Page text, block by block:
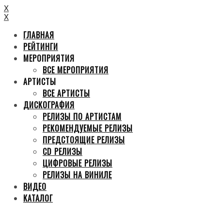
X
X
ГЛАВНАЯ
РЕЙТИНГИ
МЕРОПРИЯТИЯ
ВСЕ МЕРОПРИЯТИЯ
АРТИСТЫ
ВСЕ АРТИСТЫ
ДИСКОГРАФИЯ
РЕЛИЗЫ ПО АРТИСТАМ
РЕКОМЕНДУЕМЫЕ РЕЛИЗЫ
ПРЕДСТОЯЩИЕ РЕЛИЗЫ
CD РЕЛИЗЫ
ЦИФРОВЫЕ РЕЛИЗЫ
РЕЛИЗЫ НА ВИНИЛЕ
ВИДЕО
КАТАЛОГ